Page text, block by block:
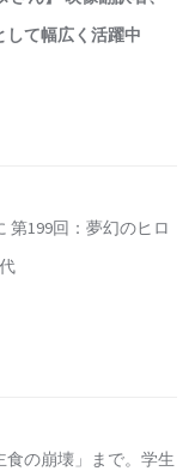
して幅広く活躍中
第199回：夢幻のヒロ
の崩壊」まで。学生